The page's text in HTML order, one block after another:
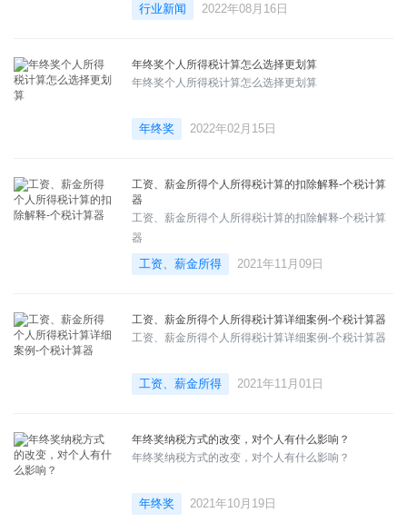
行业新闻 2022年08月16日
年终奖个人所得税计算怎么选择更划算
年终奖个人所得税计算怎么选择更划算
年终奖 2022年02月15日
工资、薪金所得个人所得税计算的扣除解释-个税计算
器
工资、薪金所得个人所得税计算的扣除解释-个税计算
器
工资、薪金所得 2021年11月09日
工资、薪金所得个人所得税计算详细案例-个税计算器
工资、薪金所得个人所得税计算详细案例-个税计算器
工资、薪金所得 2021年11月01日
年终奖纳税方式的改变，对个人有什么影响？
年终奖纳税方式的改变，对个人有什么影响？
年终奖 2021年10月19日